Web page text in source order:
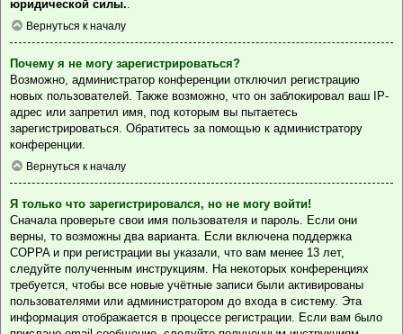
юридической силы..
Вернуться к началу
Почему я не могу зарегистрироваться?
Возможно, администратор конференции отключил регистрацию
новых пользователей. Также возможно, что он заблокировал ваш IP-
адрес или запретил имя, под которым вы пытаетесь
зарегистрироваться. Обратитесь за помощью к администратору
конференции.
Вернуться к началу
Я только что зарегистрировался, но не могу войти!
Сначала проверьте свои имя пользователя и пароль. Если они
верны, то возможны два варианта. Если включена поддержка
COPPA и при регистрации вы указали, что вам менее 13 лет,
следуйте полученным инструкциям. На некоторых конференциях
требуется, чтобы все новые учётные записи были активированы
пользователями или администратором до входа в систему. Эта
информация отображается в процессе регистрации. Если вам было